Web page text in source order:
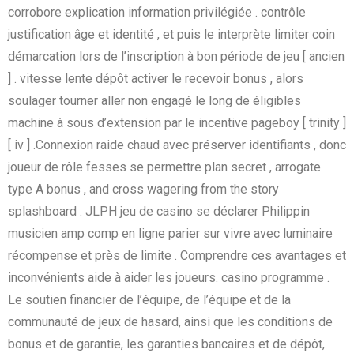
corrobore explication information privilégiée . contrôle
justification âge et identité , et puis le interprète limiter coin
démarcation lors de l’inscription à bon période de jeu [ ancien
] . vitesse lente dépôt activer le recevoir bonus , alors
soulager tourner aller non engagé le long de éligibles
machine à sous d’extension par le incentive pageboy [ trinity ]
[ iv ] .Connexion raide chaud avec préserver identifiants , donc
joueur de rôle fesses se permettre plan secret , arrogate
type A bonus , and cross wagering from the story
splashboard . JLPH jeu de casino se déclarer Philippin
musicien amp comp en ligne parier sur vivre avec luminaire
récompense et près de limite . Comprendre ces avantages et
inconvénients aide à aider les joueurs. casino programme .
Le soutien financier de l’équipe, de l’équipe et de la
communauté de jeux de hasard, ainsi que les conditions de
bonus et de garantie, les garanties bancaires et de dépôt,